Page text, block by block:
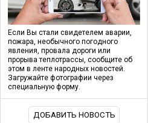
Если Вы стали свидетелем аварии,
пожара, необычного погодного
явления, провала дороги или
прорыва теплотрассы, сообщите об
этом в ленте народных новостей.
Загружайте фотографии через
специальную форму.
ДОБАВИТЬ НОВОСТЬ